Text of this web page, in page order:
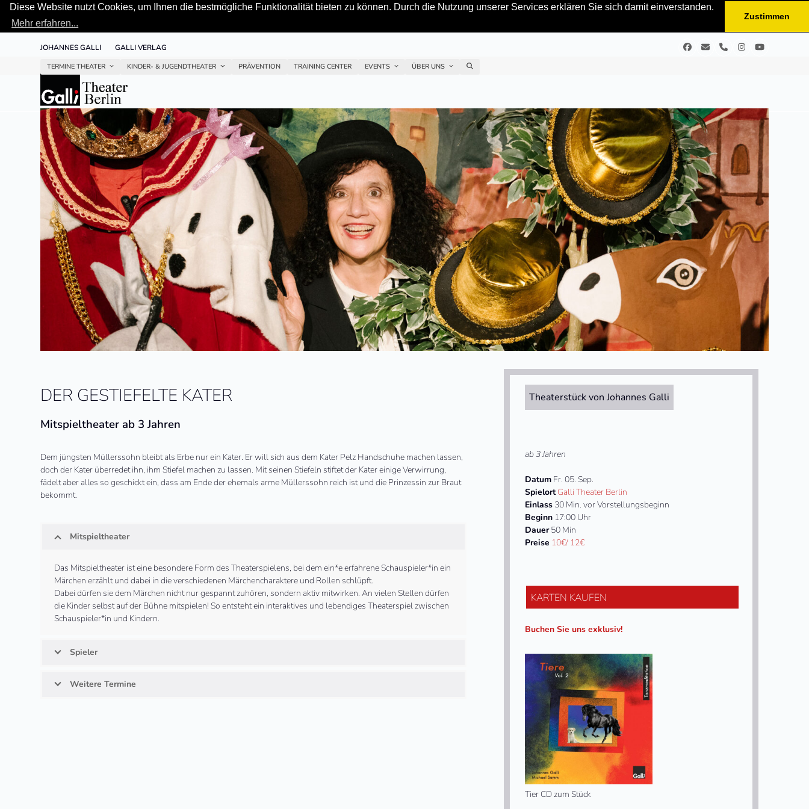
Diese Website nutzt Cookies, um Ihnen die bestmögliche Funktionalität bieten zu können. Durch die Nutzung unserer Services erklären Sie sich damit einverstanden.
Mehr erfahren...
Zustimmen
JOHANNES GALLI GALLI VERLAG Facebook
E- TelefonInstagramYouTube
TERMINE THEATER KINDER- & JUGENDTHEATER PRÄVENTION TRAINING CENTER EVENTS ÜBER UNS
DER GESTIEFELTE KATER
Mitspieltheater ab 3 Jahren
Dem jüngsten Müllerssohn bleibt als Erbe nur ein Kater. Er will sich aus dem Kater Pelz Handschuhe machen lassen,
doch der Kater überredet ihn, ihm Stiefel machen zu lassen. Mit seinen Stiefeln stiftet der Kater einige Verwirrung,
fädelt aber alles so geschickt ein, dass am Ende der ehemals arme Müllerssohn reich ist und die Prinzessin zur Braut
bekommt.
Mitspieltheater
Das Mitspieltheater ist eine besondere Form des Theaterspielens, bei dem ein*e erfahrene Schauspieler*in ein
Märchen erzählt und dabei in die verschiedenen Märchencharaktere und Rollen schlüpft.
Dabei dürfen sie dem Märchen nicht nur gespannt zuhören, sondern aktiv mitwirken. An vielen Stellen dürfen
die Kinder selbst auf der Bühne mitspielen! So entsteht ein interaktives und lebendiges Theaterspiel zwischen
Schauspieler*in und Kindern.
Spieler
Weitere Termine
Theaterstück von Johannes Galli
ab 3 Jahren
Datum Fr. 05. Sep.
Spielort Galli Theater Berlin
Einlass 30 Min. vor Vorstellungsbeginn
Beginn 17:00 Uhr
Dauer50 Min
Preise 10€/ 12€
KARTEN KAUFEN
Buchen Sie uns exklusiv!
Tier CD zum Stück